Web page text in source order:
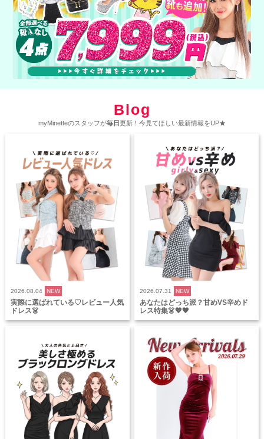
Blog
myMinetteのスタッフが毎日更新！今見てほしい最新情報をUP★
2026.08.04 NEW
実際に選ばれている♡レビュー人気
ドレス👗
2026.07.31 NEW
あなたはどっち派？甘めVS辛めド
レス特集👗💖🖤